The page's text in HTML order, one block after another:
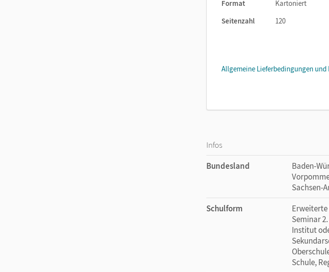
im leistungsdifferenzierenden Unterricht
Abwechslungsreiche, geschlossene Übungen
Format
Kartoniert
Seitenzahl
120
Allgemeine Lieferbedingungen und
Infos
Bundesland
Baden-
Sachsen-
Schulform
Erweiterte
Seminar
Institut
Schule,